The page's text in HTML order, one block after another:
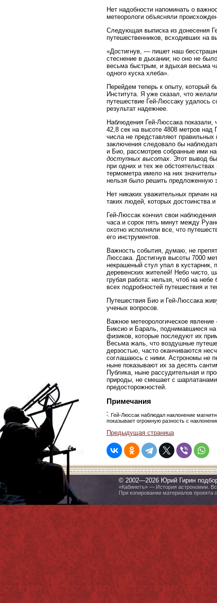
Нет надобности напоминать о
метеорологи объясняли
Следующая выписка из донесения
путешественников, всходивших на
«Достигнув, — пишет наш
стеснение в дыхании; но оно не
весьма быстрым, и вдыхая весьма
одного куска хлеба».
Перейдем теперь к опыту, который
Института. Я уже сказал, что
путешествие Гей-Люссаку удалось
результат надежнее.
Наблюдения Гей-Люссака показали,
42,8 сек на высоте 4808 метров
числа не представляют
заключения следовало бы
и Био, рассмотрев собранные ими
доступных высотах. Этот вывод
при одних и тех же
термометра имело на них
нельзя было решить предложенную
Нет никаких уважительных причин
таких людей, которых достоинства
Гей-Люссак кончил свои
часа и сорок пять минут между
охотно исполняли все, что
его инструментов.
Важность события, думаю, не
Люссака. Достигнув высоты 7000
некрашеный стул упал в
деревенских жителей! Небо чисто,
грубая работа: нельзя, чтоб на
всех подробностей путешествия и
Путешествия Био и Гей-Люссака
ученых вопросов.
Важное метеорологическое
Биксио и Бараль, поднимавшиеся
физиков, которые последуют их
Весьма жаль, что воздушные
дерзостью, часто оканчиваются
соглашаюсь с ними. Астрономы не
ныне показывают их за десять
Публика, ныне рассудительная и
природы, не смешает с
предосторожностей.
Примечания
*
. Гей-Люссак наблюдал наклонение
показывает огромную разность с
Предыдущая страница
© 2002—2026 Юрий Гирин
«Кабинетъ» — История астрономии.
При копировании материалов проекта